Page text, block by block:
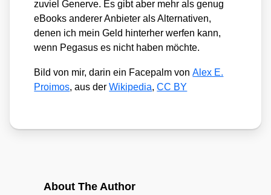
zuviel Gener­ve. Es gibt aber mehr als genug
eBooks ande­rer Anbie­ter als Alter­na­ti­ven,
denen ich mein Geld hin­ter­her wer­fen kann,
wenn Pega­sus es nicht haben möch­te.
Bild von mir, dar­in ein Face­palm vonAlex E.
Pro­imos, aus derWiki­pe­dia,CC BY
About The Author